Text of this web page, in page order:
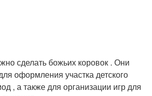
сделать божьих коровок . Они
оформления участка детского
, а также для организации игр для